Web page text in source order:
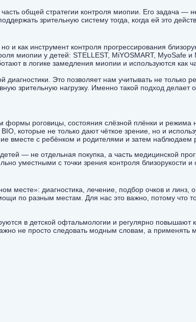
общей стратегии контроля миопии. Его задача —
зрительную систему тогда, когда ей это
и как инструмент контроля прогрессирования
миопии у детей: STELLEST, MiYOSMART, MyoSafe и
в логике замедления миопии и используются как
Это позволяет нам учитывать не только
зрительную нагрузку. Именно такой подход делает
формы роговицы, состояния слёзной плёнки и режима
которые не только дают чёткое зрение, но и
вместе с ребёнком и родителями и затем наблюдаем
— не отдельная покупка, а часть медицинской
уместными с точки зрения контроля близорукости и
месте»: диагностика, лечение, подбор очков и линз,
по разным местам. Для нас это важно, потому что
в детской офтальмологии и регулярно
не просто следовать модным словам, а применять